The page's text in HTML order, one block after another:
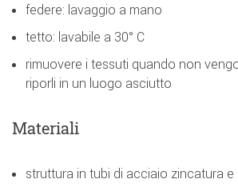
federe: lavaggio a mano
tetto: lavabile a 30° C
rimuovere i tessuti quando non
riporli in un luogo asciutto
Materiali
struttura in tubi di acciaio zincatura e